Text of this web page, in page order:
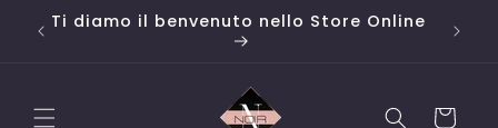
direttamente
ai contenuti
Campioni OMAGGIO ad ogni acquisto ⭐
Carrello